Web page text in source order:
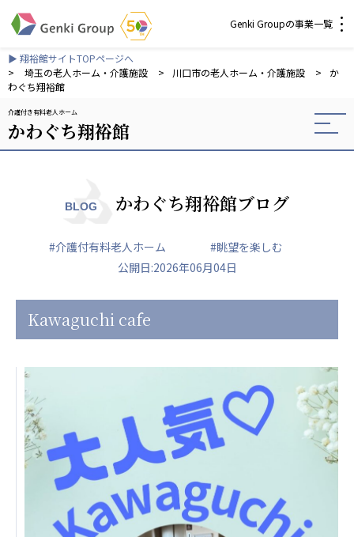
Genki Groupの事業一覧
介護・福祉
社会福祉法人 元気村グループ
社会福祉法人元気村
社会福祉法人長寿の森
株式会社 サンガジャパン
株式会社日本遮蔽技研
株式会社Genkiリレーションズ
日本高齢者福祉協会
株式会社 爽やかな風沖縄
爽やかな風 中部エリア
爽やかな風 那覇エリア
株式会社 鷹揚館
鷹揚館
社会福祉法人 共生会
特別養護老人ホーム 共生の家
株式会社 アジアメデカ元気事業団
▶ 翔裕館サイトTOPページへ
>
埼玉の老人ホーム・介護施設 > 川口市の老人ホーム・介護施設 >
か
わぐち翔裕館
介護付き有料老人ホーム
かわぐち翔裕館
BLOG かわぐち翔裕館ブログ
#介護付有料老人ホーム
#眺望を楽しむ
公開日:2026年06月04日
Kawaguchi cafe